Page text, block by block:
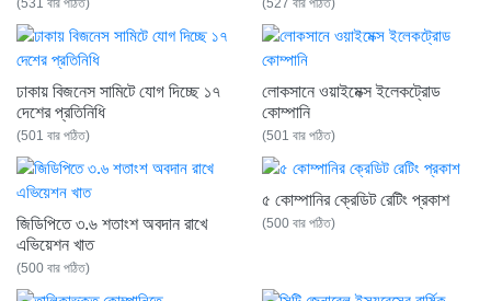
(531 বার পঠিত) (527 বার পঠিত)
ঢাকায় বিজনেস সামিটে যোগ দিচ্ছে ১৭
দেশের প্রতিনিধি
(501 বার পঠিত)
লোকসানে ওয়াইমেক্স ইলেকট্রোড
কোম্পানি
(501 বার পঠিত)
জিডিপিতে ৩.৬ শতাংশ অবদান রাখে
এভিয়েশন খাত
(500 বার পঠিত)
৫ কোম্পানির ক্রেডিট রেটিং প্রকাশ
(500 বার পঠিত)